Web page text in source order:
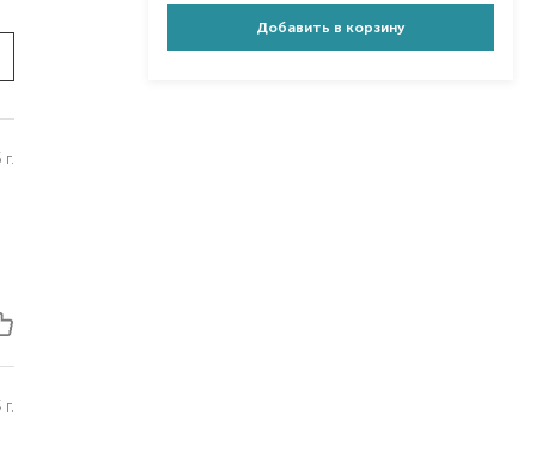
Добавить в корзину